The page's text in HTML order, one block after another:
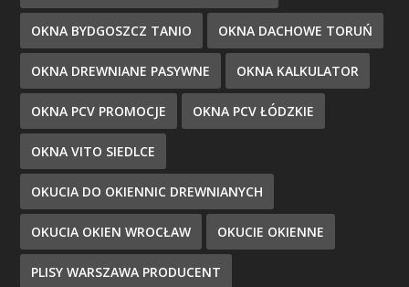
OKNA BYDGOSZCZ TANIO OKNA DACHOWE TORUŃ
OKNA DREWNIANE PASYWNE OKNA KALKULATOR
OKNA PCV PROMOCJE OKNA PCV ŁÓDZKIE
OKNA VITO SIEDLCE
OKUCIA DO OKIENNIC DREWNIANYCH
OKUCIA OKIEN WROCŁAW OKUCIE OKIENNE
PLISY WARSZAWA PRODUCENT